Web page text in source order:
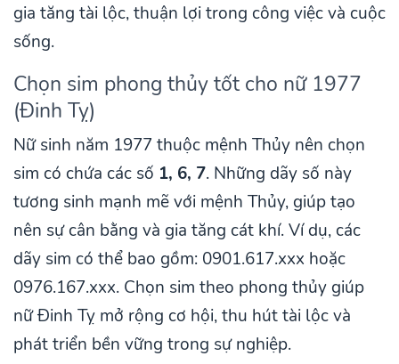
gia tăng tài lộc, thuận lợi trong công việc và cuộc
sống.
Chọn sim phong thủy tốt cho nữ 1977
(Đinh Tỵ)
Nữ sinh năm 1977 thuộc mệnh Thủy nên chọn
sim có chứa các số 1, 6, 7. Những dãy số này
tương sinh mạnh mẽ với mệnh Thủy, giúp tạo
nên sự cân bằng và gia tăng cát khí. Ví dụ, các
dãy sim có thể bao gồm: 0901.617.xxx hoặc
0976.167.xxx. Chọn sim theo phong thủy giúp
nữ Đinh Tỵ mở rộng cơ hội, thu hút tài lộc và
phát triển bền vững trong sự nghiệp.